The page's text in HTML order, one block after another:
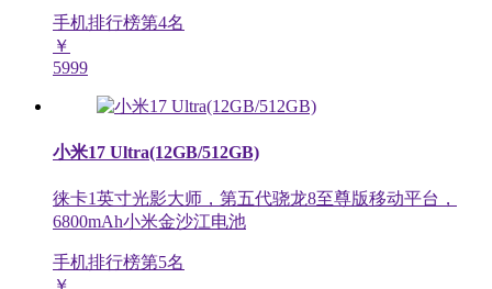
手机排行榜第4名
￥
5999
小米17 Ultra(12GB/512GB)
徕卡1英寸光影大师，第五代骁龙8至尊版移动平台，
6800mAh小米金沙江电池
手机排行榜第5名